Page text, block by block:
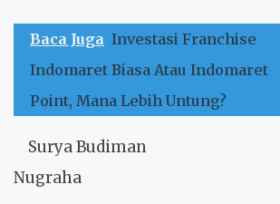
Baca Juga Investasi Franchise
Indomaret Biasa Atau Indomaret
Point, Mana Lebih Untung?
Surya Budiman
Nugraha